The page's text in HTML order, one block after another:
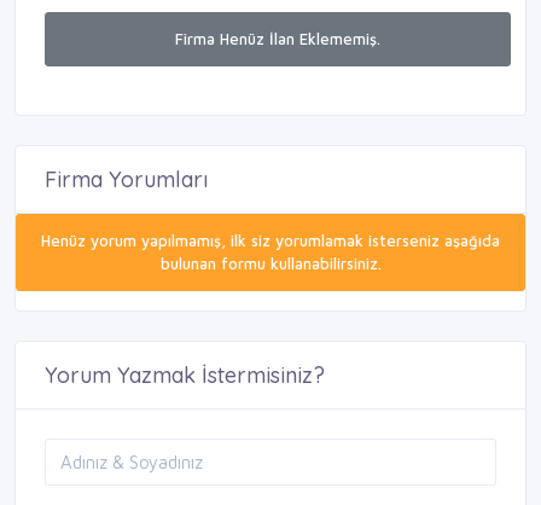
Firma Henüz İlan Eklememiş.
Firma Yorumları
Henüz yorum yapılmamış, ilk siz yorumlamak isterseniz aşağıda
bulunan formu kullanabilirsiniz.
Yorum Yazmak İstermisiniz?